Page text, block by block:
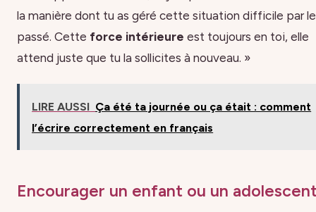
la manière dont tu as géré cette situation difficile par le
passé. Cette force intérieure est toujours en toi, elle
attend juste que tu la sollicites à nouveau. »
LIRE AUSSI Ça été ta journée ou ça était : comment
l’écrire correctement en français
Encourager un enfant ou un